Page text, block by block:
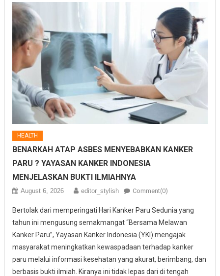
HEALTH
BENARKAH ATAP ASBES MENYEBABKAN KANKER
PARU ? YAYASAN KANKER INDONESIA
MENJELASKAN BUKTI ILMIAHNYA
August 6, 2026 editor_stylish Comment(0)
Bertolak dari memperingati Hari Kanker Paru Sedunia yang
tahun ini mengusung semakmangat “Bersama Melawan
Kanker Paru”, Yayasan Kanker Indonesia (YKI) mengajak
masyarakat meningkatkan kewaspadaan terhadap kanker
paru melalui informasi kesehatan yang akurat, berimbang, dan
berbasis bukti ilmiah. Kiranya ini tidak lepas dari di tengah